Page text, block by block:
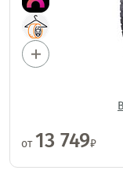
от13 749₽